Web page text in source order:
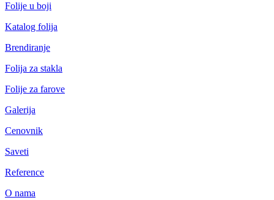
Folije u boji
Katalog folija
Brendiranje
Folija za stakla
Folije za farove
Galerija
Cenovnik
Saveti
Reference
O nama